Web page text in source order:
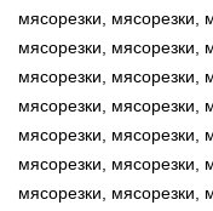
мясорезки, мясорезки,
мясорезки, мясорезки,
мясорезки, мясорезки,
мясорезки, мясорезки,
мясорезки, мясорезки,
мясорезки, мясорезки,
мясорезки, мясорезки,